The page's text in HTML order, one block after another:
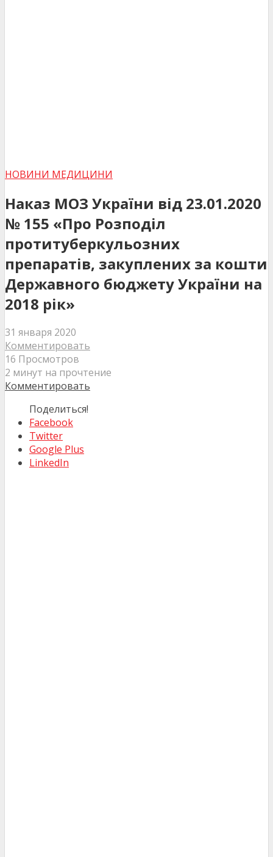
НОВИНИ МЕДИЦИНИ
Наказ МОЗ України від 23.01.2020
№ 155 «Про Розподіл
протитуберкульозних
препаратів, закуплених за кошти
Державного бюджету України на
2018 рік»
31 января 2020
Комментировать
16 Просмотров
2 минут на прочтение
Комментировать
Поделиться!
Facebook
Twitter
Google Plus
LinkedIn